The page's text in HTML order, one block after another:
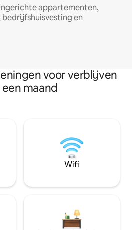
appartementen,
bedrijfshuisvesting en
voor verblijven
maand
Wifi